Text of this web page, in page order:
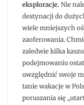
eksploracje. Nie
destynacji do
wiele mniejszych
zaoferowania.
zaledwie kilka
podejmowaniu
uwzględnić swoje
tanie wakacje w
poruszania się